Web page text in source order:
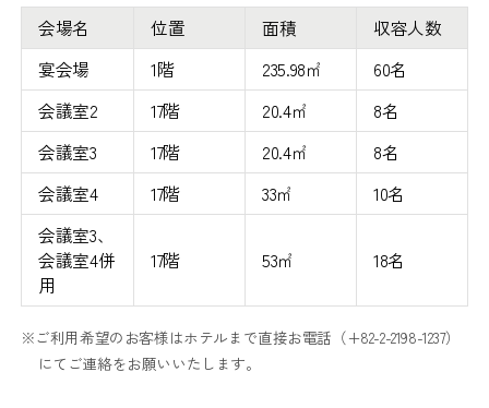
会場名 位置 面積
収容人数
宴会場
1階 235.98㎡
60名
会議室2
17階 20.4㎡
8名
会議室3
17階 20.4㎡
8名
会議室4
17階 33㎡
10名
会議室3、
会議室4併
用
17階 53㎡ 18名
※ご利用希望のお客様はホテルまで直接お電話（+82-2-2198-1237）
にてご連絡をお願いいたします。